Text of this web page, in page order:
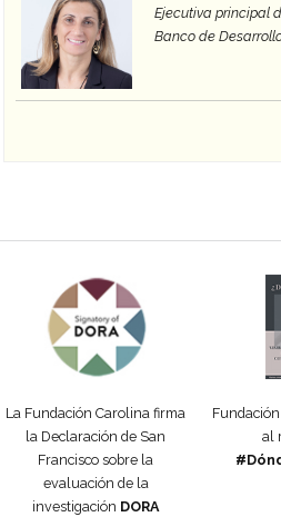
Ejecutiva principal
Banco de
La Fundación Carolina firma
la Declaración de San
Francisco sobre la
evaluación de la
investigación DORA
al